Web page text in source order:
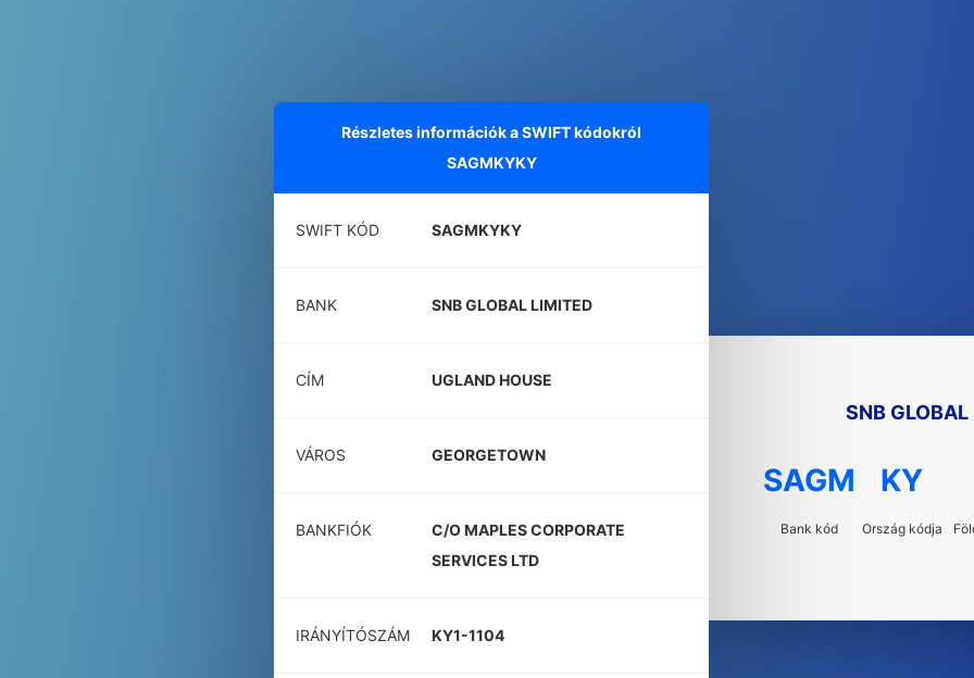
Részletes információk a SWIFT kódokról
SAGMKYKY
SWIFT KÓD SAGMKYKY
BANK SNB GLOBAL LIMITED
CÍM UGLAND HOUSE
VÁROS GEORGETOWN
BANKFIÓK
C/O MAPLES CORPORATE
SERVICES LTD
IRÁNYÍTÓSZÁM KY1-1104
SNB
SAGM
Bank kód
KY
Ország kódja